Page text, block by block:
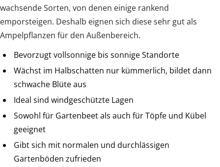
wachsende Sorten, von denen einige rankend
emporsteigen. Deshalb eignen sich diese sehr gut als
Ampelpflanzen für den Außenbereich.
Bevorzugt vollsonnige bis sonnige Standorte
Wächst im Halbschatten nur kümmerlich, bildet dann
schwache Blüte aus
Ideal sind windgeschützte Lagen
Sowohl für Gartenbeet als auch für Töpfe und Kübel
geeignet
Gibt sich mit normalen und durchlässigen
Gartenböden zufrieden